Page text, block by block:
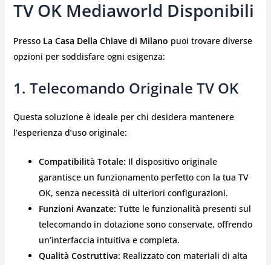
TV OK Mediaworld Disponibili
Presso La Casa Della Chiave di Milano puoi trovare diverse
opzioni per soddisfare ogni esigenza:
1. Telecomando Originale TV OK
Questa soluzione è ideale per chi desidera mantenere
l’esperienza d’uso originale:
Compatibilità Totale: Il dispositivo originale
garantisce un funzionamento perfetto con la tua TV
OK, senza necessità di ulteriori configurazioni.
Funzioni Avanzate: Tutte le funzionalità presenti sul
telecomando in dotazione sono conservate, offrendo
un’interfaccia intuitiva e completa.
Qualità Costruttiva: Realizzato con materiali di alta